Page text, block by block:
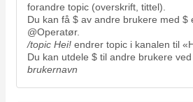
forandre topic (overskrift, tittel).
Du kan få $ av andre brukere med $
@Operatør.
/topic Hei! endrer topic i kanalen til
Du kan utdele $ til andre brukere
brukernavn